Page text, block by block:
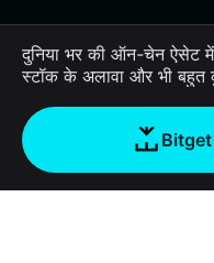
दुनिया भर की ऑन-चेन ऐसेट
स्टॉक के अलावा और भी
Bitget